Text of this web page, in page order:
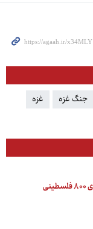
جنگ غزه
غزه